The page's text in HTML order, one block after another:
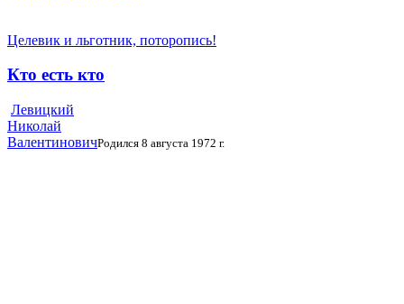
Целевик и льготник, поторопись!
Кто есть кто
Левицкий
Николай
ВалентиновичРодился 8 августа 1972 г.